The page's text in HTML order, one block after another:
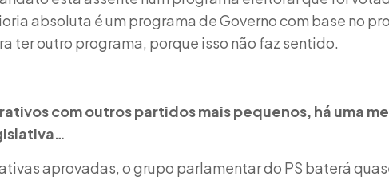
absoluta é um programa de Governo com base no
ter outro programa, porque isso não faz sentido.
com outros partidos mais pequenos, há uma
aprovadas, o grupo parlamentar do PS baterá